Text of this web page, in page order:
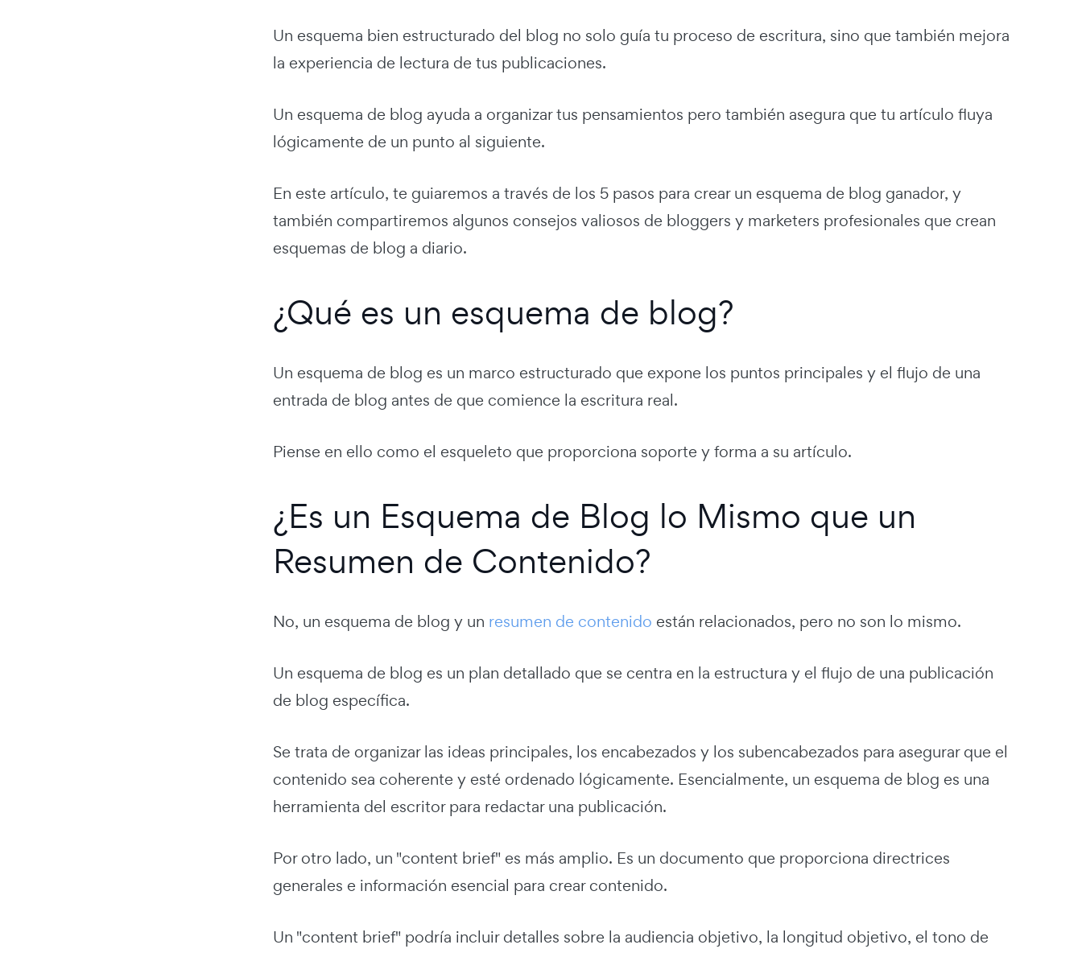
Un esquema bien estructurado del blog no solo guía tu proceso de escritura, sino que también mejora
la experiencia de lectura de tus publicaciones.
Un esquema de blog ayuda a organizar tus pensamientos pero también asegura que tu artículo fluya
lógicamente de un punto al siguiente.
En este artículo, te guiaremos a través de los 5 pasos para crear un esquema de blog ganador, y
también compartiremos algunos consejos valiosos de bloggers y marketers profesionales que crean
esquemas de blog a diario.
¿Qué es un esquema de blog?
Un esquema de blog es un marco estructurado que expone los puntos principales y el flujo de una
entrada de blog antes de que comience la escritura real.
Piense en ello como el esqueleto que proporciona soporte y forma a su artículo.
¿Es un Esquema de Blog lo Mismo que un
Resumen de Contenido?
No, un esquema de blog y un resumen de contenido están relacionados, pero no son lo mismo.
Un esquema de blog es un plan detallado que se centra en la estructura y el flujo de una publicación
de blog específica.
Se trata de organizar las ideas principales, los encabezados y los subencabezados para asegurar que el
contenido sea coherente y esté ordenado lógicamente. Esencialmente, un esquema de blog es una
herramienta del escritor para redactar una publicación.
Por otro lado, un "content brief" es más amplio. Es un documento que proporciona directrices
generales e información esencial para crear contenido.
Un "content brief" podría incluir detalles sobre la audiencia objetivo, la longitud objetivo, el tono de